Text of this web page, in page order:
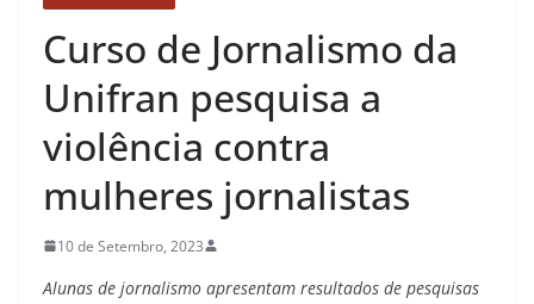
Curso de Jornalismo da
Unifran pesquisa a
violência contra
mulheres jornalistas
10 de Setembro, 2023
Alunas de jornalismo apresentam resultados de pesquisas